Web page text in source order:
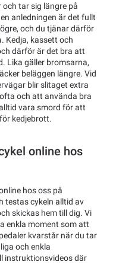
och tar sig längre på
anledningen är det fullt
och du tjänar därför
Kedja, kassett och
därför är det bra att
Lika gäller bromsarna,
beläggen längre. Vid
blir slitaget extra
och att använda bra
vara smord för att
kedjebrott.
online hos
hos oss på
testas cykeln alltid av
skickas hem till dig. Vi
enkla moment som att
kvarstår när du tar
och enkla
instruktionsvideos där